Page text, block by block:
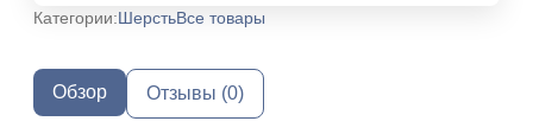
Категории:ШерстьВсе товары
Обзор Отзывы (0)